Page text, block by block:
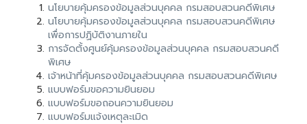
นโยบายคุ้มครองข้อมูลส่วนบุคคล กรมสอบสวนคดีพิเศษ
นโยบายคุ้มครองข้อมูลส่วนบุคคล กรมสอบสวนคดีพิเศษ
เพื่อการปฏิบัติงานภายใน
การจัดตั้งศูนย์คุ้มครองข้อมูลส่วนบุคคล กรมสอบสวนคดี
พิเศษ
เจ้าหน้าที่คุ้มครองข้อมูลส่วนบุคคล กรมสอบสวนคดีพิเศษ
แบบฟอร์มขอความยินยอม
แบบฟอร์มขอถอนความยินยอม
แบบฟอร์มแจ้งเหตุละเมิด